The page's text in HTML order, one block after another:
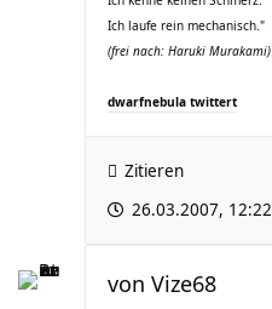
Ich laufe rein mechanisch."
(frei nach: Haruki Murakami)
dwarfnebula twittert
Zitieren
26.03.2007, 12:22
von Vize68